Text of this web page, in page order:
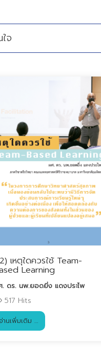
จ
เหตุใดควรใช้ Team-
Learning
. ดร. นพ.ยอดยิ่ง แดงประไพ
517 Hits
อ่านเพิ่มเติม …